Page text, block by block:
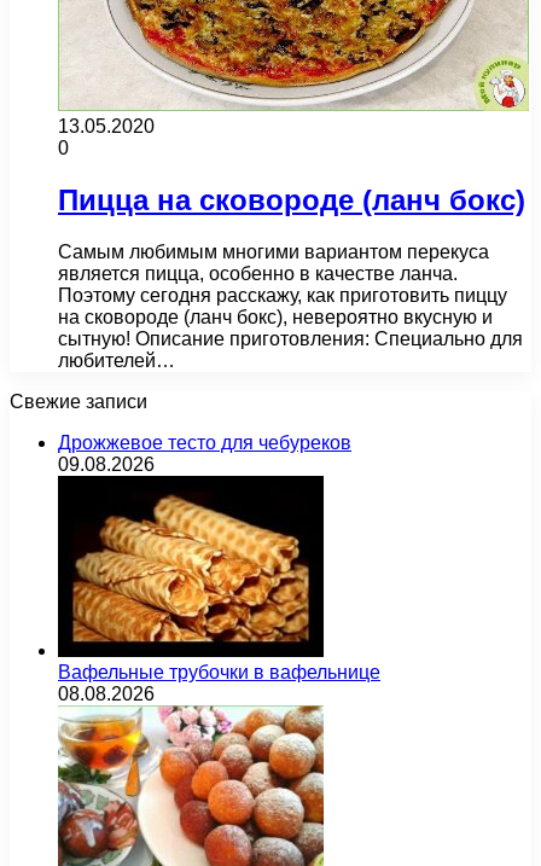
13.05.2020
0
Пицца на сковороде (ланч бокс)
Самым любимым многими вариантом перекуса
является пицца, особенно в качестве ланча.
Поэтому сегодня расскажу, как приготовить пиццу
на сковороде (ланч бокс), невероятно вкусную и
сытную! Описание приготовления: Специально для
любителей…
Свежие записи
Дрожжевое тесто для чебуреков
09.08.2026
Вафельные трубочки в вафельнице
08.08.2026